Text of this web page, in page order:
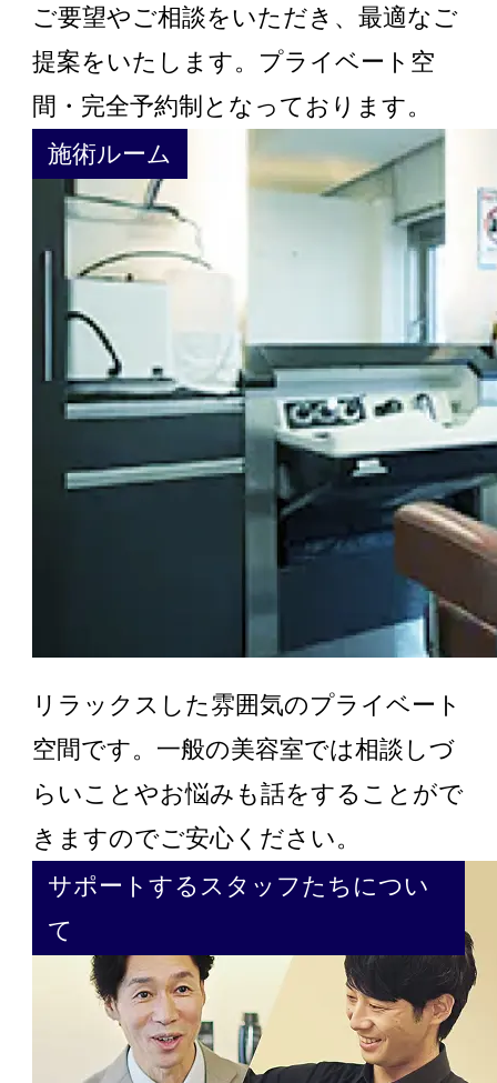
ご要望やご相談をいただき、最適なご
提案をいたします。プライベート空
間・完全予約制となっております。
施術ルーム
リラックスした雰囲気のプライベート
空間です。一般の美容室では相談しづ
らいことやお悩みも話をすることがで
きますのでご安心ください。
サポートするスタッフたちについ
て